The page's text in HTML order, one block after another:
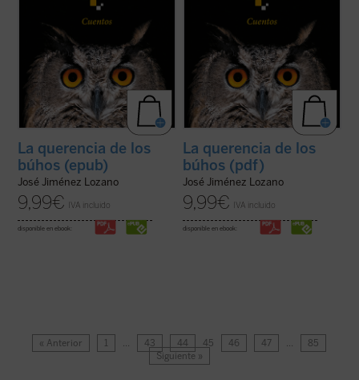
La querencia de los
búhos (epub)
José Jiménez Lozano
9,99€ IVA incluido
disponible en ebook:
La querencia de los
búhos (pdf)
José Jiménez Lozano
9,99€ IVA incluido
disponible en ebook:
« Anterior 1 … 43 44 45 46 47 …
85
Siguiente »